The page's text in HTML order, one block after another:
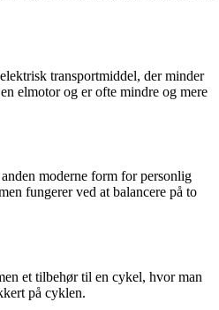
transportmiddel, der minder
elmotor og er ofte mindre og mere
moderne form for personlig
fungerer ved at balancere på to
et tilbehør til en cykel, hvor man
på cyklen.